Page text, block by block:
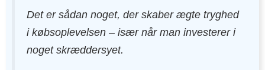
Det er sådan noget, der skaber ægte tryghed
i købsoplevelsen – især når man investerer i
noget skræddersyet.